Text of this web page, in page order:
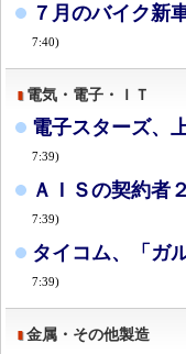
７月のバイク新
7:40)
電気・電子・ＩＴ
電子スターズ、
7:39)
ＡＩＳの契約者
7:39)
タイコム、「ガ
7:39)
金属・その他製造